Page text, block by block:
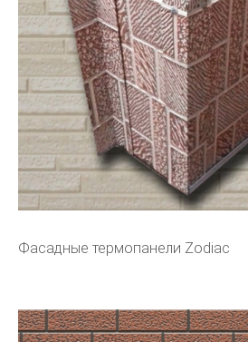
Фасадные термопанели Zodiac